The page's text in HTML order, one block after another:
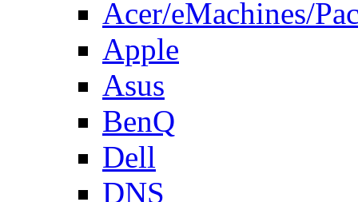
Acer/eMachines/
Apple
Asus
BenQ
Dell
DNS